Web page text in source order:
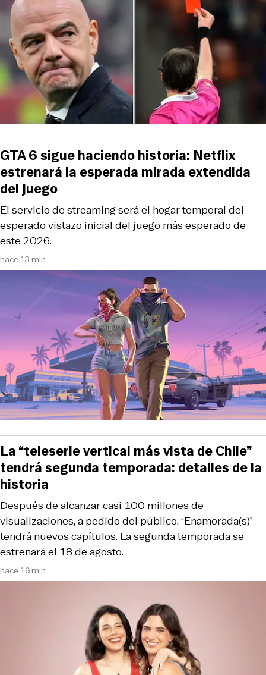
hace 13 min
El servicio de streaming será el hogar temporal del
esperado vistazo inicial del juego más esperado de
este 2026.
GTA 6 sigue haciendo historia: Netflix
estrenará la esperada mirada extendida
del juego
hace 16 min
Después de alcanzar casi 100 millones de
visualizaciones, a pedido del público, “Enamorada(s)”
tendrá nuevos capítulos. La segunda temporada se
estrenará el 18 de agosto.
La “teleserie vertical más vista de Chile”
tendrá segunda temporada: detalles de la
historia